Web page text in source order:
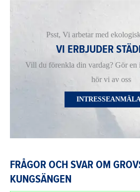
Psst, Vi arbetar med
VI ERBJUDER
Vill du förenkla din vardag? Gör en
hör vi av oss
FRÅGOR OCH SVAR OM
KUNGSÄNGEN